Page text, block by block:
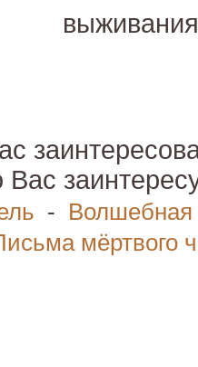
выживания
Вас
-
мёртвого